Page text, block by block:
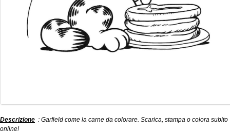
Descrizione : Garfield come la carne da colorare. Scarica, stampa o colora subito
online!